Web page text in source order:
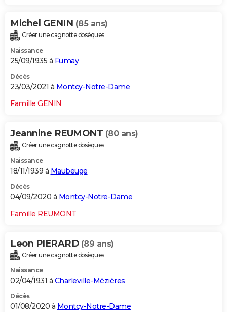
Michel GENIN (85 ans)
Créer une cagnotte obsèques
Naissance
25/09/1935 à Fumay
Décès
23/03/2021 à Montcy-Notre-Dame
Famille GENIN
Jeannine REUMONT (80 ans)
Créer une cagnotte obsèques
Naissance
18/11/1939 à Maubeuge
Décès
04/09/2020 à Montcy-Notre-Dame
Famille REUMONT
Leon PIERARD (89 ans)
Créer une cagnotte obsèques
Naissance
02/04/1931 à Charleville-Mézières
Décès
01/08/2020 à Montcy-Notre-Dame